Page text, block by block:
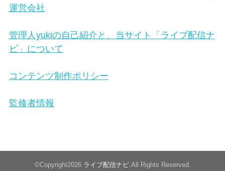
運営会社
管理人yukiの自己紹介と、当サイト「ライブ配信ナ
ビ」について
コンテンツ制作ポリシー
監修者情報
©Copyright2026 ライブ配信ナビ.All Rights Reserved.